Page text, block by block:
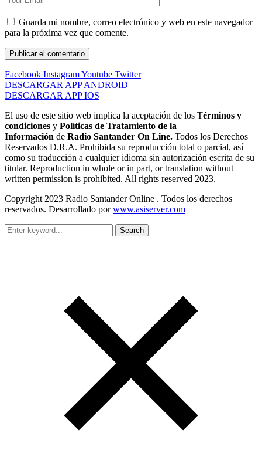
Guarda mi nombre, correo electrónico y web en este navegador
para la próxima vez que comente.
Facebook InstagramYoutube Twitter
DESCARGAR APP ANDROID
DESCARGAR APP IOS
El uso de este sitio web implica la aceptación de los Términos y
condiciones y Políticas de Tratamiento de la
Información de Radio Santander On Line. Todos los Derechos
Reservados D.R.A. Prohibida su reproducción total o parcial, así
como su traducción a cualquier idioma sin autorización escrita de su
titular. Reproduction in whole or in part, or translation without
written permission is prohibited. All rights reserved 2023.
Copyright 2023 Radio Santander Online . Todos los derechos
reservados. Desarrollado porwww.asiserver.com
Search